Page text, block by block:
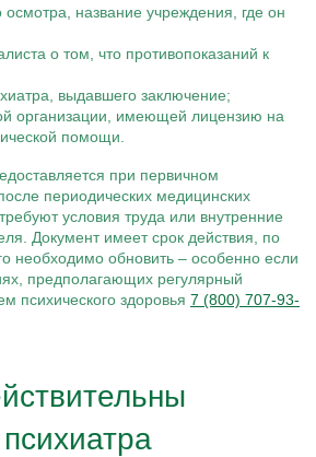
осмотра, название учреждения, где он
о том, что противопоказаний к
выдавшего заключение;
организации, имеющей лицензию на
помощи.
при первичном
периодических медицинских
условия труда или внутренние
Документ имеет срок действия, по
необходимо обновить – особенно если
предполагающих регулярный
психического здоровья 7 (800) 707-93-